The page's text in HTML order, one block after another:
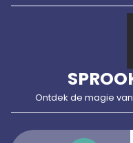
Skip
Ontdek de magie